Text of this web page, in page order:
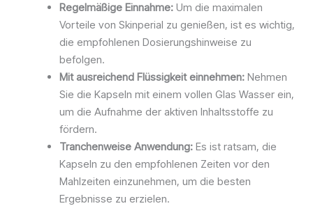
Regelmäßige Einnahme: Um die maximalen
Vorteile von Skinperial zu genießen, ist es wichtig,
die empfohlenen Dosierungshinweise zu
befolgen.
Mit ausreichend Flüssigkeit einnehmen: Nehmen
Sie die Kapseln mit einem vollen Glas Wasser ein,
um die Aufnahme der aktiven Inhaltsstoffe zu
fördern.
Tranchenweise Anwendung: Es ist ratsam, die
Kapseln zu den empfohlenen Zeiten vor den
Mahlzeiten einzunehmen, um die besten
Ergebnisse zu erzielen.